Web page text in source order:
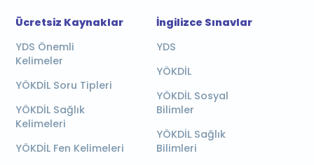
Ücretsiz Kaynaklar
YDS Önemli
Kelimeler
YÖKDİL Soru Tipleri
YÖKDİL Sağlık
Kelimeleri
YÖKDİL Fen Kelimeleri
İngilizce Sınavlar
YDS
YÖKDİL
YÖKDİL Sosyal
Bilimler
YÖKDİL Sağlık
Bilimleri